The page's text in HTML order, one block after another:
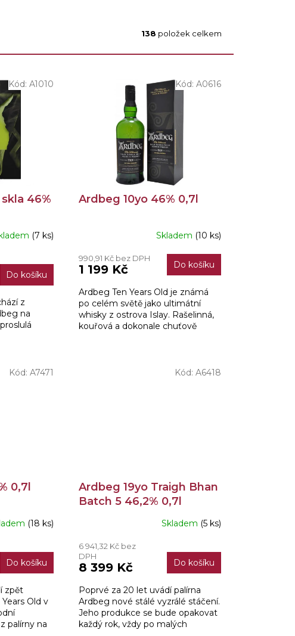
138 položek celkem
46%
(7 ks)
Do košíku
z
na
Kód: A1010
Ardbeg 10yo 46% 0,7l
produktu
z
5
hvězdiček.
Skladem (10 ks)
990,91 Kč bez DPH
1 199 Kč Do košíku
Ardbeg Ten Years Old je známá
po celém světě jako ultimátní
whisky z ostrova Islay. Rašelinná,
kouřová a dokonale chuťově
Kód: A0616
0,7l
(18 ks)
Do košíku
zpět
Old v
palírny na
Kód: A7471
Ardbeg 19yo Traigh Bhan
Batch 5 46,2% 0,7l
Skladem (5 ks)
6 941,32 Kč bez
DPH
8 399 Kč Do košíku
Poprvé za 20 let uvádí palírna
Ardbeg nové stálé vyzrálé stáčení.
Jeho produkce se bude opakovat
každý rok, vždy po malých
Kód: A6418